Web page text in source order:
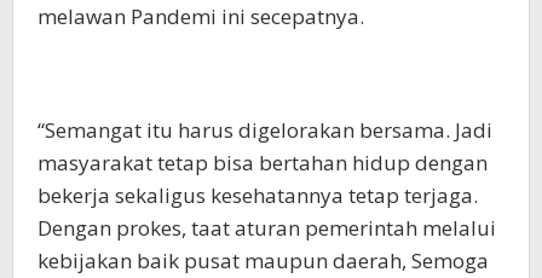
melawan Pandemi ini secepatnya.
“Semangat itu harus digelorakan bersama. Jadi
masyarakat tetap bisa bertahan hidup dengan
bekerja sekaligus kesehatannya tetap terjaga.
Dengan prokes, taat aturan pemerintah melalui
kebijakan baik pusat maupun daerah, Semoga